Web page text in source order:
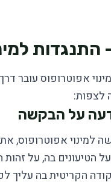
אפוטרופוס עובר
לצפות:
אפוטרופוס,
הטיעונים בה, על
הקריטית בה עליך